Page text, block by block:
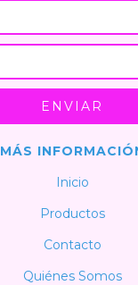
MÁS
Inicio
Productos
Contacto
Quiénes Somos